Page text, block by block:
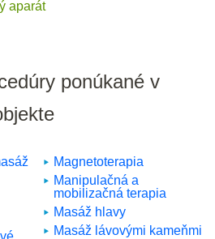
aparát
ponúkané v
Magnetoterapia
Manipulačná a
mobilizačná terapia
Masáž hlavy
Masáž lávovými kameňmi